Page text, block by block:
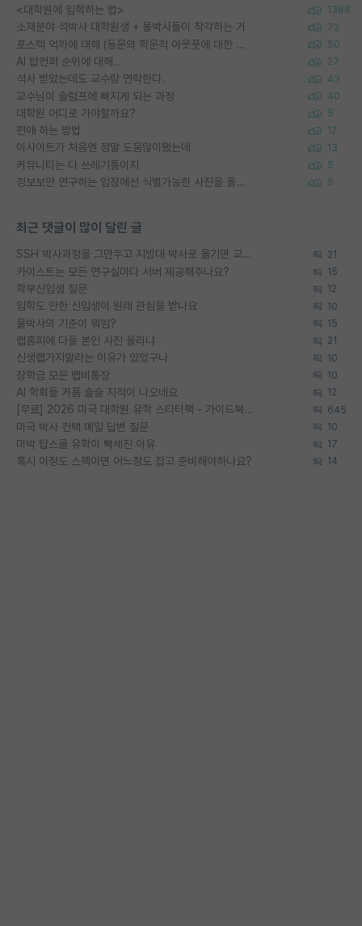
<대학원에 입학하는 법> 1388
소재분야 석박사 대학원생 + 물박사들이 착각하는 거 72
포스텍 억까에 대해 (동문의 학문적 아웃풋에 대한 반박) 50
AI 탑컨퍼 순위에 대해.. 27
석사 받았는데도 교수랑 연락한다. 43
교수님이 슬럼프에 빠지게 되는 과정 40
대학원 어디로 가야할까요? 5
편애 하는 방법 12
이사이트가 처음엔 정말 도움많이됐는데 13
커뮤니티는 다 쓰레기통이지 5
정보보안 연구하는 입장에선 식별가능한 사진을 올리는건 비추이긴함 5
최근 댓글이 많이 달린 글
SSH 박사과정을 그만두고 지방대 박사로 옮기면 교수의 꿈은 끝일까요? 21
카이스트는 모든 연구실마다 서버 제공해주나요? 15
학부신입생 질문 12
입학도 안한 신입생이 원래 관심을 받나요 10
물박사의 기준이 뭐임? 15
랩홈피에 다들 본인 사진 올리냐 21
신생랩가지말라는 이유가 있었구나 10
장학금 모은 랩비통장 10
AI 학회들 거품 슬슬 지적이 나오네요 12
[무료] 2026 미국 대학원 유학 스타터팩 - 가이드북 & 합격자 컨택메일 템플릿 645
미국 박사 컨택 메일 답변 질문 10
미박 탑스쿨 유학이 빡세진 이유 17
혹시 이정도 스펙이면 어느정도 잡고 준비해야하나요? 14